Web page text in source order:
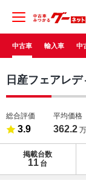
中古車 輸入車 中
日産フェアレデ
総合評価
3.9
平均価格
362.2
掲載台数
11 台